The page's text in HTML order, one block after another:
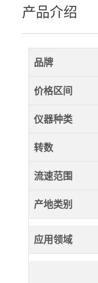
产品介绍
品牌
价格区间
仪器种类
转数
流速范围
产地类别
应用领域